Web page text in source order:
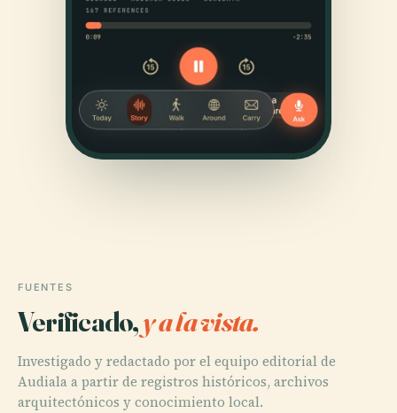
FUENTES
Verificado,y a la vista.
Investigado y redactado por el equipo editorial de
Audiala a partir de registros históricos, archivos
arquitectónicos y conocimiento local.